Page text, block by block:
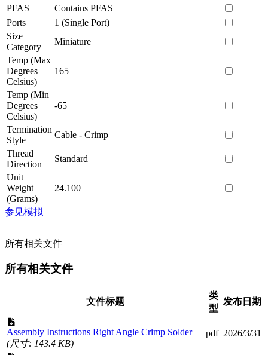
PFAS
Contains PFAS
Ports
1 (Single Port)
Size
Category
Miniature
Temp (Max
Degrees
Celsius)
165
Temp (Min
Degrees
Celsius)
-65
Termination
Style
Cable - Crimp
Thread
Direction
Standard
Unit
Weight
(Grams)
24.100
参见模拟
所有相关文件
所有相关文件
文件标题
类
型
发布日期
Assembly Instructions Right Angle Crimp Solder
(尺寸: 143.4 KB)
pdf 2026/3/31